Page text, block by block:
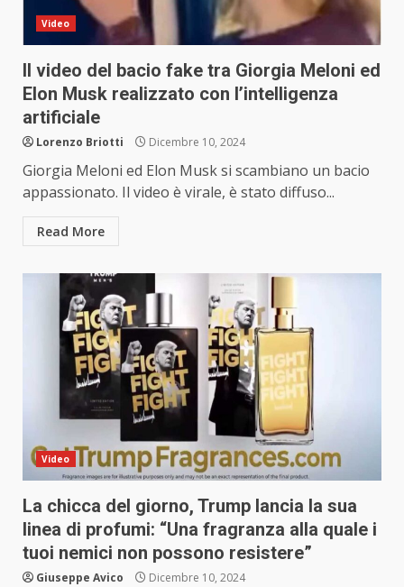
Video
Il video del bacio fake tra Giorgia Meloni ed
Elon Musk realizzato con l’intelligenza
artificiale
Lorenzo Briotti Dicembre 10, 2024
Giorgia Meloni ed Elon Musk si scambiano un bacio
appassionato. Il video è virale, è stato diffuso...
Read More
Video
La chicca del giorno, Trump lancia la sua
linea di profumi: “Una fragranza alla quale i
tuoi nemici non possono resistere”
Giuseppe Avico Dicembre 10, 2024